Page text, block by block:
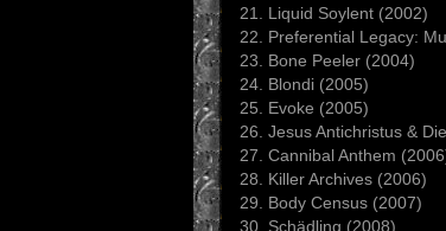
21. Liquid Soylent (2002)
22. Preferential Legacy:
23. Bone Peeler (2004)
24. Blondi (2005)
25. Evoke (2005)
26. Jesus Antichristus &
27. Cannibal Anthem
28. Killer Archives (2006)
29. Body Census (2007)
30. Schädling (2008)